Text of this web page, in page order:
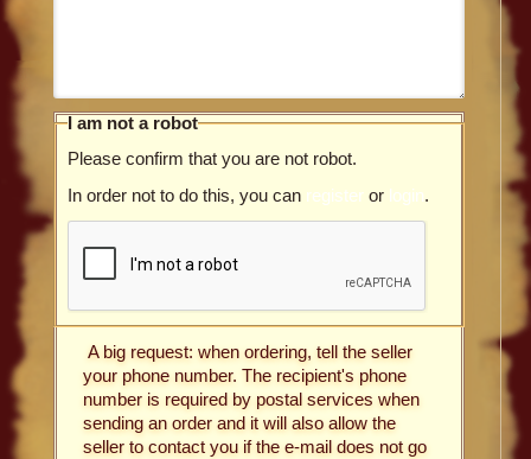
I am not a robot
Please confirm that you are not robot.
In order not to do this, you can register or login.
A big request: when ordering, tell the seller
your phone number. The recipient's phone
number is required by postal services when
sending an order and it will also allow the
seller to contact you if the e-mail does not go